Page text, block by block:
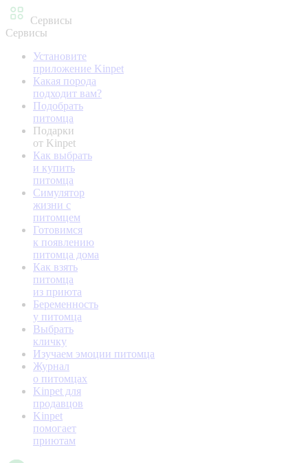
Сервисы
Сервисы
Установите
приложение Kinpet
Какая порода
подходит вам?
Подобрать
питомца
Подарки
от Kinpet
Как выбрать
и купить
питомца
Симулятор
жизни с
питомцем
Готовимся
к появлению
питомца дома
Как взять
питомца
из приюта
Беременность
у питомца
Выбрать
кличку
Изучаем эмоции питомца
Журнал
о питомцах
Kinpet для
продавцов
Kinpet
помогает
приютам